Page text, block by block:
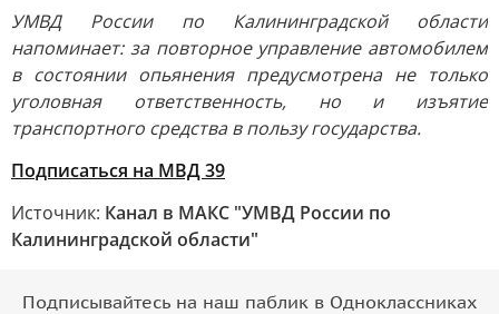
УМВД России по Калининградской области
напоминает: за повторное управление автомобилем
в состоянии опьянения предусмотрена не только
уголовная ответственность, но и изъятие
транспортного средства в пользу государства.
Подписаться на МВД 39
Источник: Канал в МАКС "УМВД России по
Калининградской области"
Подписывайтесь на наш паблик в Одноклассниках